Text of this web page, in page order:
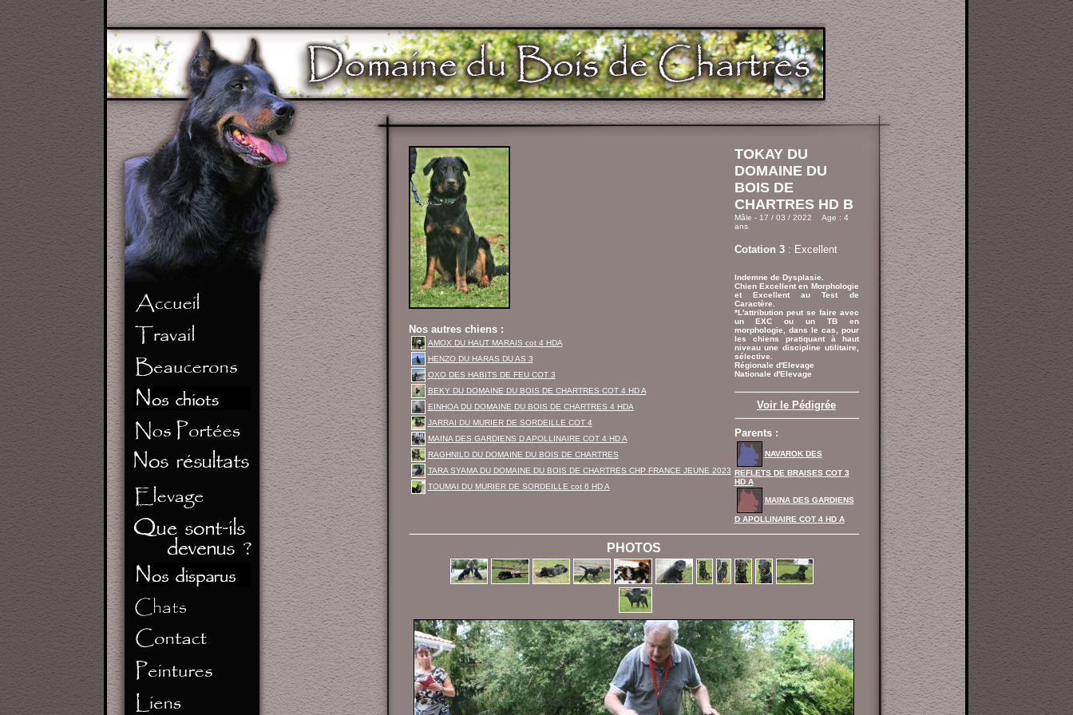
Nos autres chiens :
AMOX DU HAUT MARAIS cot 4 HDA
HENZO DU HARAS DU AS 3
OXO DES HABITS DE FEU COT 3
BEKY DU DOMAINE DU BOIS DE CHARTRES COT 4 HD A
EINHOA DU DOMAINE DU BOIS DE CHARTRES 4 HDA
JARRAI DU MURIER DE SORDEILLE COT 4
MAINA DES GARDIENS D APOLLINAIRE COT 4 HD A
RAGHNILD DU DOMAINE DU BOIS DE CHARTRES
TARA SYAMA DU DOMAINE DU BOIS DE CHARTRES CHP FRANCE JEUNE 2023
TOUMAI DU MURIER DE SORDEILLE cot 6 HD A
TOKAY DU
DOMAINE DU
BOIS DE
CHARTRES HD B
Mâle - 17 / 03 / 2022 Age : 4
ans
Cotation 3: Excellent
Indemne de Dysplasie.
Chien Excellent en Morphologie
et Excellent au Test de
Caractère.
*L'attribution peut se faire avec
un EXC ou un TB en
morphologie, dans le cas, pour
les chiens pratiquant à haut
niveau une discipline utilitaire,
sélective.
Régionale d'Elevage
Nationale d'Elevage
Voir le Pédigrée
Parents :
NAVAROK DES
REFLETS DE BRAISES COT 3
HD A
MAINA DES GARDIENS
D APOLLINAIRE COT 4 HD A
PHOTOS